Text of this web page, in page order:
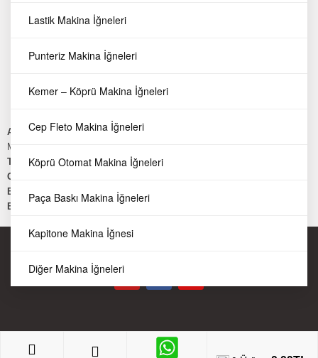
Lastik Makina İğneleri
Punteriz Makina İğneleri
Kemer – Köprü Makina İğneleri
Cep Fleto Makina İğneleri
Köprü Otomat Makina İğneleri
Paça Baskı Makina İğneleri
Kapitone Makina İğnesi
Diğer Makina İğneleri
Makina İğneleri
Makina Ekipmanları
Dikiş Makinaları
Adres:Keresteciler Sitesi Fatih cd. Güldalı Sk. No:7
Merter Güngören/ İSTANBUL
Telefon: 0212 502 45 06
GSM:
E-Mail:
yparca@kecoglumakina.com
E-Mail:
info@dikismakinaparca.com